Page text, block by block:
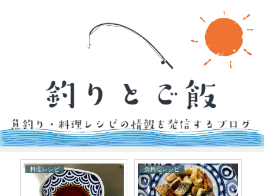
料理レシピ 魚料理レシピ